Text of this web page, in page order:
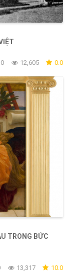
0 12,605 0.0
TRONG BỨC
13,317 10.0